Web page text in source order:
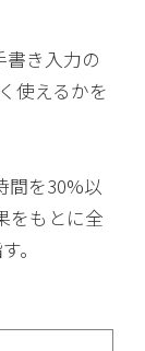
書き入力の
使えるかを
間を30%以
をもとに全
。